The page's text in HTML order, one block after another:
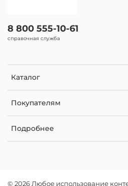
Каталог
Покупателям
Подробнее
8 800 555-10-61
справочная служба
© 2026 Любое использование